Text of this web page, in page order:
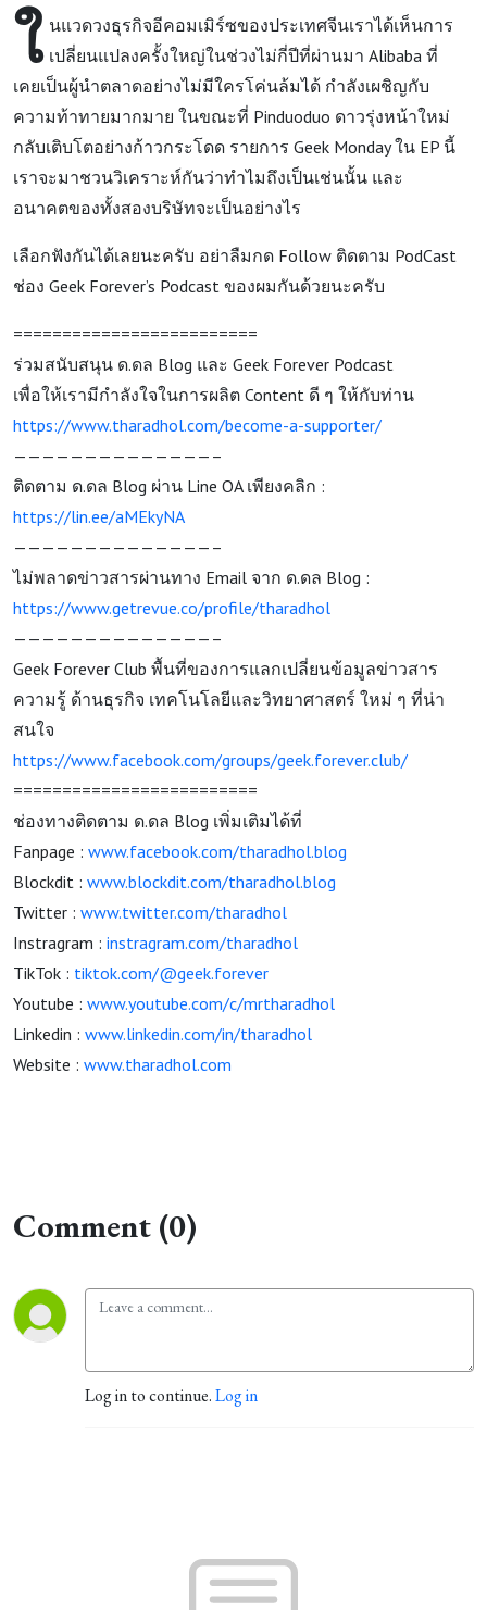
ใ นแวดวงธุรกิจอีคอมเมิร์ซของประเทศจีนเราได้เห็นการ
เปลี่ยนแปลงครั้งใหญ่ในช่วงไม่กี่ปีที่ผ่านมา Alibaba ที่
เคยเป็นผู้นำตลาดอย่างไม่มีใครโค่นล้มได้ กำลังเผชิญกับ
ความท้าทายมากมาย ในขณะที่ Pinduoduo ดาวรุ่งหน้าใหม่
กลับเติบโตอย่างก้าวกระโดด รายการ Geek Monday ใน EP นี้
เราจะมาชวนวิเคราะห์กันว่าทำไมถึงเป็นเช่นนั้น และ
อนาคตของทั้งสองบริษัทจะเป็นอย่างไร
เลือกฟังกันได้เลยนะครับ อย่าลืมกด Follow ติดตาม PodCast
ช่อง Geek Forever’s Podcast ของผมกันด้วยนะครับ
=========================
ร่วมสนับสนุน ด.ดล Blog และ Geek Forever Podcast
เพื่อให้เรามีกำลังใจในการผลิต Content ดี ๆ ให้กับท่าน
https://www.tharadhol.com/become-a-supporter/
——————————————–
ติดตาม ด.ดล Blog ผ่าน Line OA เพียงคลิก :
https://lin.ee/aMEkyNA
——————————————–
ไม่พลาดข่าวสารผ่านทาง Email จาก ด.ดล Blog :
https://www.getrevue.co/profile/tharadhol
——————————————–
Geek Forever Club พื้นที่ของการแลกเปลี่ยนข้อมูลข่าวสาร
ความรู้ ด้านธุรกิจ เทคโนโลยีและวิทยาศาสตร์ ใหม่ ๆ ที่น่า
สนใจ
https://www.facebook.com/groups/geek.forever.club/
=========================
ช่องทางติดตาม ด.ดล Blog เพิ่มเติมได้ที่
Fanpage : www.facebook.com/tharadhol.blog
Blockdit : www.blockdit.com/tharadhol.blog
Twitter : www.twitter.com/tharadhol
Instragram : instragram.com/tharadhol
TikTok : tiktok.com/@geek.forever
Youtube : www.youtube.com/c/mrtharadhol
Linkedin : www.linkedin.com/in/tharadhol
Website : www.tharadhol.com
Comment (0)
Log in to continue.Log in